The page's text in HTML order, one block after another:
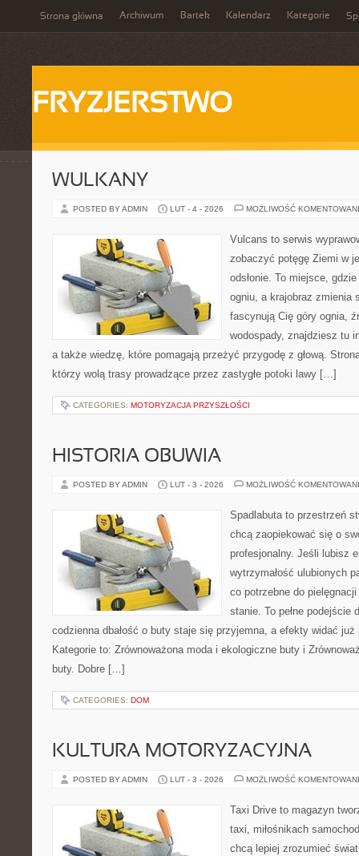
Strona główna Archiwum Bartek Kalendarz Kategorie
FRYZJERSTWO
WULKANY
POSTED BY ADMIN LUT - 4 - 2026 MOŻLIWOŚĆ
Vulcans to serwis
zobaczyć potęgę Ziemi w
odsłonie. To miejsce,
ogniu, a krajobraz zmienia
fascynują Cię góry ognia,
wodospady, znajdziesz tu
a także wiedzę, które pomagają przeżyć przygodę z głową.
którzy wolą trasy prowadzące przez zastygłe potoki lawy […]
CATEGORIES: MOTORYZACJA PRZYSZŁOŚCI
HISTORIA OBUWIA
POSTED BY ADMIN LUT - 3 - 2026 MOŻLIWOŚĆ
Spadlabuta to przestrzeń
chcą zaopiekować się o
profesjonalny. Jeśli lubisz
wytrzymałość ulubionych
co potrzebne do
stanie. To pełne podejście
codzienna dbałość o buty staje się przyjemna, a efekty widać
Kategorie to: Zrównoważona moda i ekologiczne buty i
buty. Dobre […]
CATEGORIES: DOM
KULTURA MOTORYZACYJNA
POSTED BY ADMIN LUT - 3 - 2026 MOŻLIWOŚĆ
Taxi Drive to magazyn
taxi, miłośnikach
chcą lepiej zrozumieć